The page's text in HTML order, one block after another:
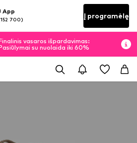
App
700) Į programėlę
vasaros išpardavimas:
su nuolaida iki 60%